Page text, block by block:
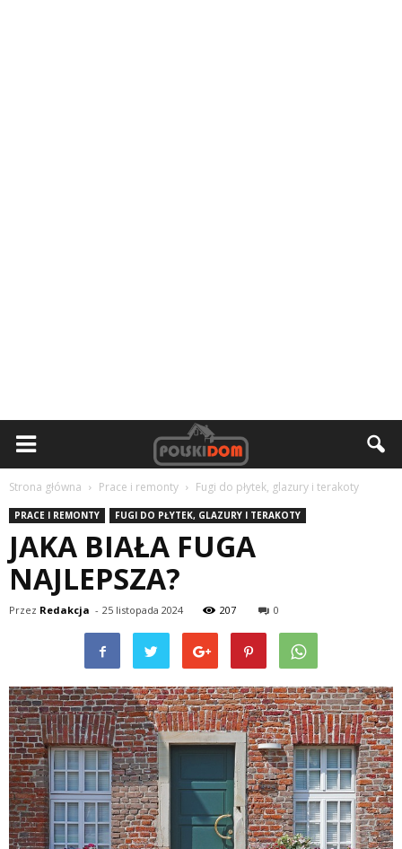
Strona główna Prace i remonty Fugi do płytek, glazury i terakoty
PRACE I REMONTY FUGI DO PŁYTEK, GLAZURY I TERAKOTY
JAKA BIAŁA FUGA
NAJLEPSZA?
Przez Redakcja - 25 listopada 2024 207 0